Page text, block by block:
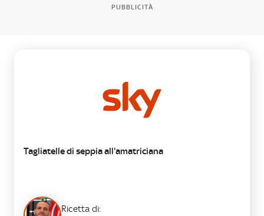
PUBBLICITÀ
Tagliatelle di seppia all'amatriciana
Ricetta di: